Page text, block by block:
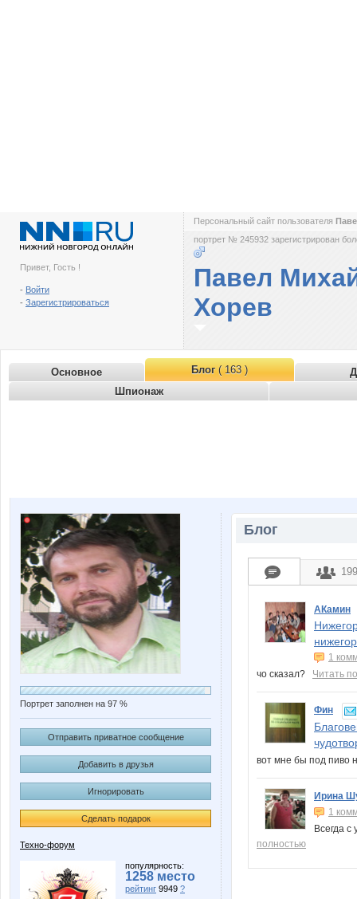
Привет, Гость !
- Войти
- Зарегистрироваться
Персональный сайт пользователя
портрет № 245932 зарегистрирован
Павел
Хорев
Основное Блог( 163 )
Шпионаж
Портрет заполнен на 97 %
Отправить приватное сообщение
Добавить в друзья
Игнорировать
Сделать подарок
Техно-форум
популярность:
1258 место
рейтинг 9949 ?
Блог
199
АКамин
1
чо сказал? Читать
Фин
вот мне бы под
Ирина
1
Всегда
полностью